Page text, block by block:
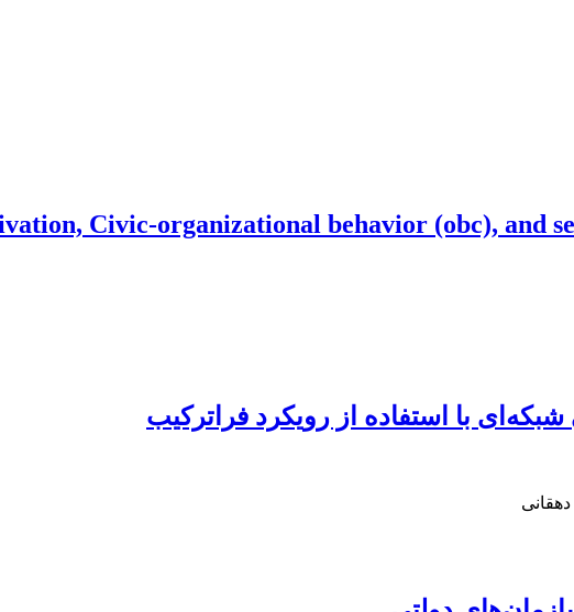
Civic-organizational behavior (obc), and
با استفاده از رویکرد فراترکیب